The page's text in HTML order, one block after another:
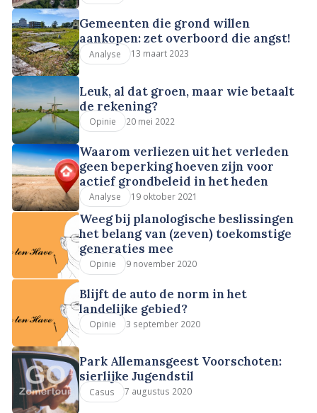
Gemeenten die grond willen
aankopen: zet overboord die angst!
Analyse 13 maart 2023
Leuk, al dat groen, maar wie betaalt
de rekening?
Opinie 20 mei 2022
Waarom verliezen uit het verleden
geen beperking hoeven zijn voor
actief grondbeleid in het heden
Analyse 19 oktober 2021
Weeg bij planologische beslissingen
het belang van (zeven) toekomstige
generaties mee
Opinie 9 november 2020
Blijft de auto de norm in het
landelijke gebied?
Opinie 3 september 2020
Park Allemansgeest Voorschoten:
sierlijke Jugendstil
Casus 7 augustus 2020